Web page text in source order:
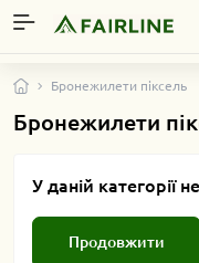
Бронежилети піксель
Бронежилети
У даній категорії
Продовжити